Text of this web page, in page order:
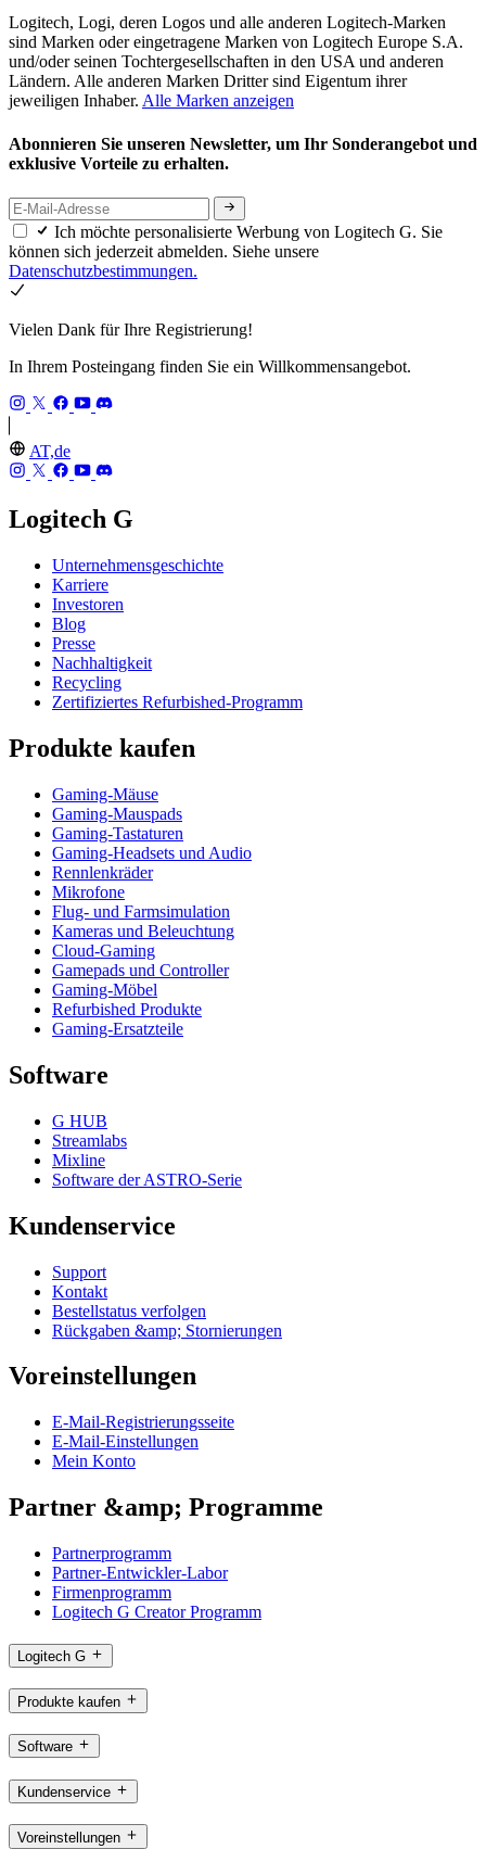
Logitech, Logi, deren Logos und alle anderen Logitech-Marken
sind Marken oder eingetragene Marken von Logitech Europe S.A.
und/oder seinen Tochtergesellschaften in den USA und anderen
Ländern. Alle anderen Marken Dritter sind Eigentum ihrer
jeweiligen Inhaber. Alle Marken anzeigen
Abonnieren Sie unseren Newsletter, um Ihr Sonderangebot und
exklusive Vorteile zu erhalten.
Ich möchte personalisierte Werbung von Logitech G. Sie
können sich jederzeit abmelden. Siehe unsere
Datenschutzbestimmungen.
Vielen Dank für Ihre Registrierung!
In Ihrem Posteingang finden Sie ein Willkommensangebot.
AT,de
Logitech G
Unternehmensgeschichte
Karriere
Investoren
Blog
Presse
Nachhaltigkeit
Recycling
Zertifiziertes Refurbished-Programm
Produkte kaufen
Gaming-Mäuse
Gaming-Mauspads
Gaming-Tastaturen
Gaming-Headsets und Audio
Rennlenkräder
Mikrofone
Flug- und Farmsimulation
Kameras und Beleuchtung
Cloud-Gaming
Gamepads und Controller
Gaming-Möbel
Refurbished Produkte
Gaming-Ersatzteile
Software
G HUB
Streamlabs
Mixline
Software der ASTRO-Serie
Kundenservice
Support
Kontakt
Bestellstatus verfolgen
Rückgaben &amp; Stornierungen
Voreinstellungen
E-Mail-Registrierungsseite
E-Mail-Einstellungen
Mein Konto
Partner &amp; Programme
Partnerprogramm
Partner-Entwickler-Labor
Firmenprogramm
Logitech G Creator Programm
Logitech G
Produkte kaufen
Software
Kundenservice
Voreinstellungen